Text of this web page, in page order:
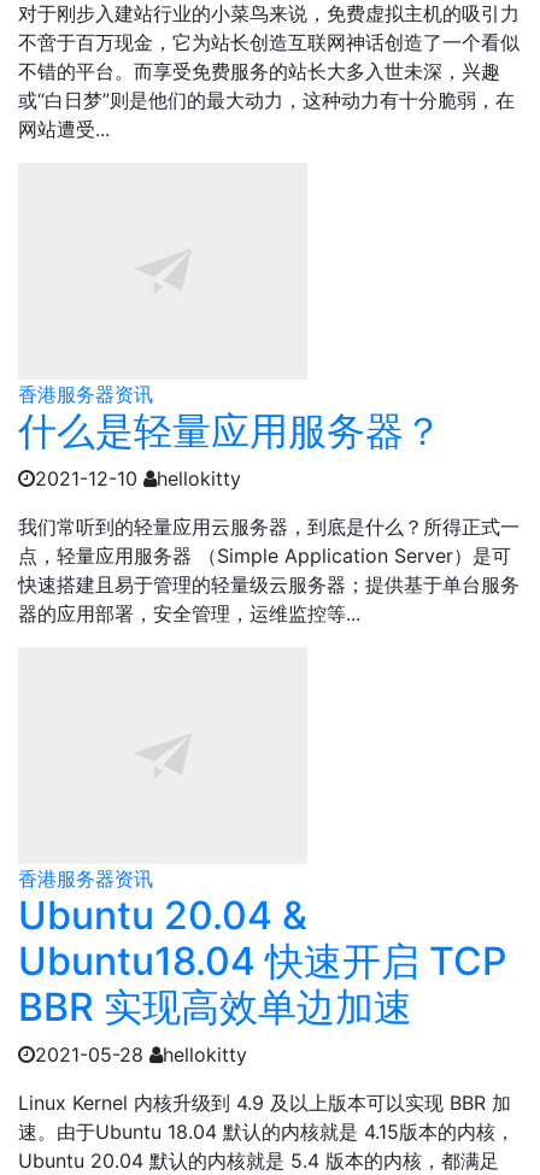
对于刚步入建站行业的小菜鸟来说，免费虚拟主机的吸引力
不啻于百万现金，它为站长创造互联网神话创造了一个看似
不错的平台。而享受免费服务的站长大多入世未深，兴趣
或“白日梦”则是他们的最大动力，这种动力有十分脆弱，在
网站遭受...
香港服务器资讯
什么是轻量应用服务器？
2021-12-10
hellokitty
我们常听到的轻量应用云服务器，到底是什么？所得正式一
点，轻量应用服务器 （Simple Application Server）是可
快速搭建且易于管理的轻量级云服务器；提供基于单台服务
器的应用部署，安全管理，运维监控等...
香港服务器资讯
Ubuntu 20.04 &
Ubuntu18.04 快速开启 TCP
BBR 实现高效单边加速
2021-05-28
hellokitty
Linux Kernel 内核升级到 4.9 及以上版本可以实现 BBR 加
速。由于Ubuntu 18.04 默认的内核就是 4.15版本的内核，
Ubuntu 20.04 默认的内核就是 5.4 版本的内核，都满足